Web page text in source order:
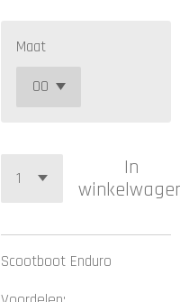
Maat
In
Scootboot Enduro